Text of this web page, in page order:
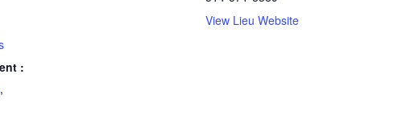
:
,
View Lieu Website